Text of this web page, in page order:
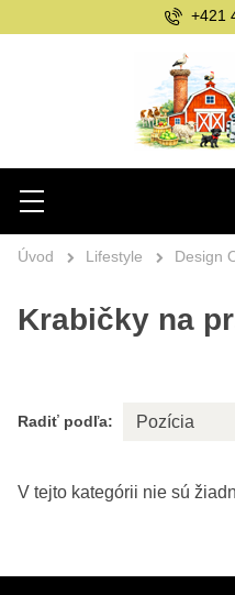
Hľadať
Menu
+421
Úvod Lifestyle Design
Krabičky na
Radiť podľa: